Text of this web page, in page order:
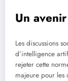
Un
Les discussions
d’intelligence
rejeter cette
majeure pour les